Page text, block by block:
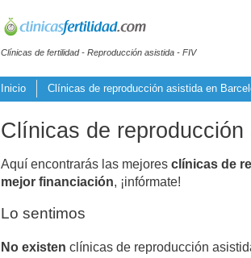
Clínicas de fertilidad - Reproducción asistida - FIV
Inicio Clínicas de reproducción asistida en
Clínicas de
Aquí encontrarás las mejores clínicas de
mejor financiación, ¡infórmate!
Lo sentimos
No existen clínicas de reproducción